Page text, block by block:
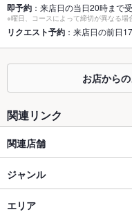
座敷
あり ：お座敷席
気軽にご相談下
カウンター あり ：少人数に
ソファー
テラス席
貸切
貸切可 ：１フ
設備
即予約 ：来店日の当日20時まで
※曜日、コースによって締切が異なる場
リクエスト予約 ：来店日の前日
お店から
関連リンク
関連店舗
大阪王将 上堂店
南部ビストロ うんめのす
ジャンル
居酒屋
エリア